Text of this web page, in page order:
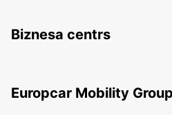
Biznesa centrs
Europcar Mobility Group